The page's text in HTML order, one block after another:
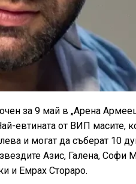
за 9 май в „Арена
евтината от ВИП масите,
и могат да съберат 10
Азис, Галена, Софи
и Емрах Стораро.